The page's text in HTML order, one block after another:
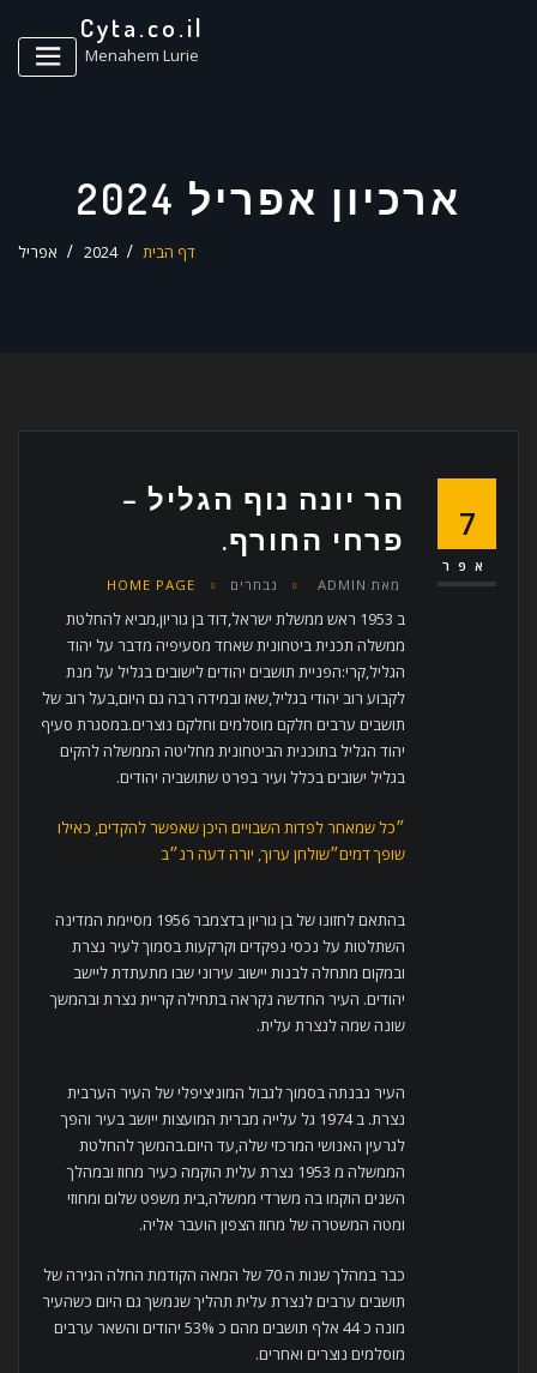
Cyta.co.il
Menahem Lurie
ארכיון אפריל 2024
דף הבית 2024 אפריל
7
אפר
הר יונה נוף הגליל –
פרחי החורף.
מאת ADMIN נבחרים HOME PAGE
ב 1953 ראש ממשלת ישראל,דוד בן גוריון,מביא להחלטת
ממשלה תכנית ביטחונית שאחד מסעיפיה מדבר על יהוד
הגליל,קרי:הפניית תושבים יהודים לישובים בגליל על מנת
לקבוע רוב יהודי בגליל,שאז ובמידה רבה גם היום,בעל רוב של
תושבים ערבים חלקם מוסלמים וחלקם נוצרים.במסגרת סעיף
יהוד הגליל בתוכנית הביטחונית מחליטה הממשלה להקים
בגליל ישובים בכלל ועיר בפרט שתושביה יהודים.
״כל שמאחר לפדות השבויים היכן שאפשר להקדים, כאילו
שופך דמים״שולחן ערוך, יורה דעה רנ״ב
בהתאם לחזונו של בן גוריון בדצמבר 1956 מסיימת המדינה
השתלטות על נכסי נפקדים וקרקעות בסמוך לעיר נצרת
ובמקום מתחלה לבנות יישוב עירוני שבו מתעתדת ליישב
יהודים. העיר החדשה נקראה בתחילה קריית נצרת ובהמשך
שונה שמה לנצרת עלית.
העיר נבנתה בסמוך לגבול המוניציפלי של העיר הערבית
נצרת. ב 1974 גל עלייה מברית המועצות ייושב בעיר והפך
לגרעין האנושי המרכזי שלה,עד היום.בהמשך להחלטת
הממשלה מ 1953 נצרת עלית הוקמה כעיר מחוז ובמהלך
השנים הוקמו בה משרדי ממשלה,בית משפט שלום ומחוזי
ומטה המשטרה של מחוז הצפון הועבר אליה.
כבר במהלך שנות ה 70 של המאה הקודמת החלה הגירה של
תושבים ערבים לנצרת עלית תהליך שנמשך גם היום כשהעיר
מונה כ 44 אלף תושבים מהם כ 53% יהודים והשאר ערבים
מוסלמים נוצרים ואחרים.